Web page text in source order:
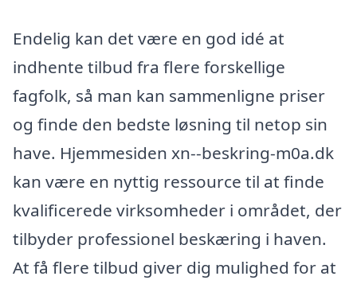
Endelig kan det være en god idé at
indhente tilbud fra flere forskellige
fagfolk, så man kan sammenligne priser
og finde den bedste løsning til netop sin
have. Hjemmesiden xn--beskring-m0a.dk
kan være en nyttig ressource til at finde
kvalificerede virksomheder i området, der
tilbyder professionel beskæring i haven.
At få flere tilbud giver dig mulighed for at